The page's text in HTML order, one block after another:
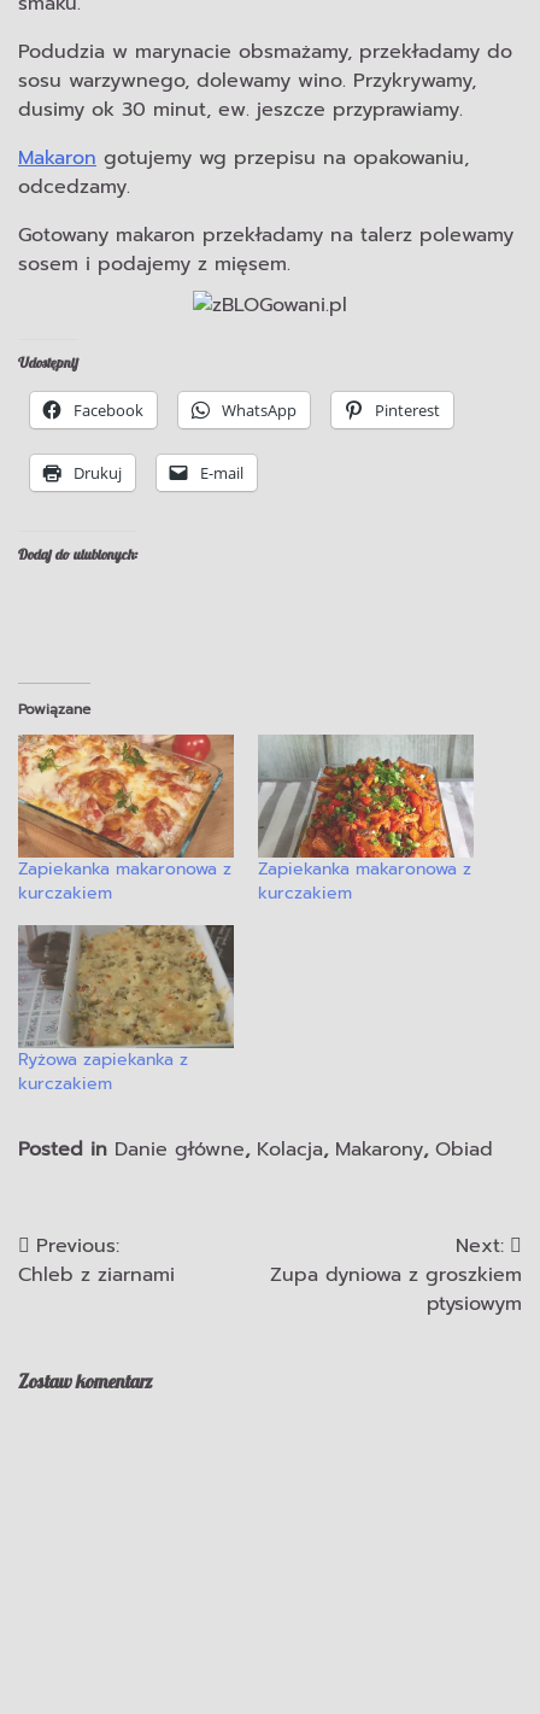
Podudzia w marynacie obsmażamy, przekładamy do
sosu warzywnego, dolewamy wino. Przykrywamy,
dusimy ok 30 minut, ew. jeszcze przyprawiamy.
Makaron gotujemy wg przepisu na opakowaniu,
odcedzamy.
Gotowany makaron przekładamy na talerz polewamy
sosem i podajemy z mięsem.
Udostępnij
Facebook WhatsApp Pinterest
Drukuj E-mail
Dodaj do ulubionych:
Powiązane
Zapiekanka makaronowa z
kurczakiem
Zapiekanka makaronowa z
kurczakiem
Ryżowa zapiekanka z
kurczakiem
Posted in Danie główne, Kolacja, Makarony, Obiad
Nawigacja
Previous:
Chleb z ziarnami
Next:
Zupa dyniowa z groszkiem
ptysiowym
Zostaw komentarz